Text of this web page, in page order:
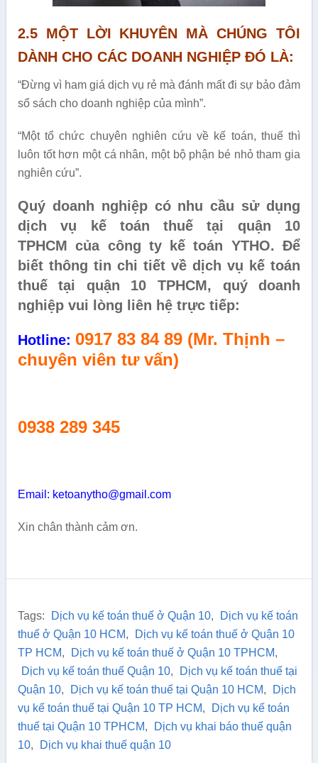
2.5 MỘT LỜI KHUYÊN MÀ CHÚNG TÔI
DÀNH CHO CÁC DOANH NGHIỆP ĐÓ LÀ:
“Đừng vì ham giá dịch vụ rẻ mà đánh mất đi sự bảo đảm
sổ sách cho doanh nghiệp của mình”.
“Một tổ chức chuyên nghiên cứu về kế toán, thuế thì
luôn tốt hơn một cá nhân, một bộ phận bé nhỏ tham gia
nghiên cứu”.
Quý doanh nghiệp có nhu cầu sử dụng
dịch vụ kế toán thuế tại quận 10
TPHCM của công ty kế toán YTHO. Để
biết thông tin chi tiết về dịch vụ kế toán
thuế tại quận 10 TPHCM, quý doanh
nghiệp vui lòng liên hệ trực tiếp:
Hotline: 0917 83 84 89 (Mr. Thịnh –
chuyên viên tư vấn)
0938 289 345
Email: ketoanytho@gmail.com
Xin chân thành cảm ơn.
Tags: Dịch vụ kế toán thuế ở Quận 10,
Dịch vụ kế toán
thuế ở Quận 10 HCM,
Dịch vụ kế toán thuế ở Quận 10
TP HCM, Dịch vụ kế toán thuế ở Quận 10 TPHCM,
Dịch vụ kế toán thuế Quận 10,
Dịch vụ kế toán thuế tại
Quận 10, Dịch vụ kế toán thuế tại Quận 10 HCM,
Dịch
vụ kế toán thuế tại Quận 10 TP HCM,
Dịch vụ kế toán
thuế tại Quận 10 TPHCM,
Dịch vụ khai báo thuế quận
10, Dịch vụ khai thuế quận 10